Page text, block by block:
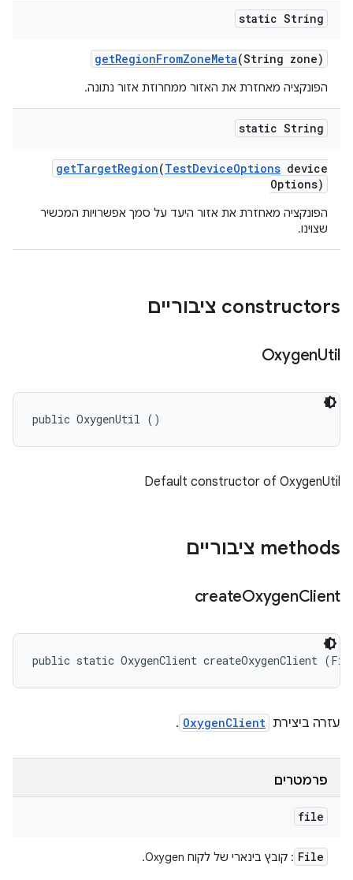
static String
getRegionFromZoneMeta(String zone)
הפונקציה מאחזרת את האזור ממחרוזת אזור נתונה.
static String
getTargetRegion(TestDeviceOptions device
Options)
הפונקציה מאחזרת את אזור היעד על סמך אפשרויות המכשיר
שצוינו.
‫constructors ציבוריים
OxygenUtil
public OxygenUtil ()
Default constructor of OxygenUtil
‫methods ציבוריים
createOxygenClient
public static OxygenClient createOxygenClient
עזרה ביצירת OxygenClient
.
פרמטרים
file
File : קובץ בינארי של לקוח Oxygen.